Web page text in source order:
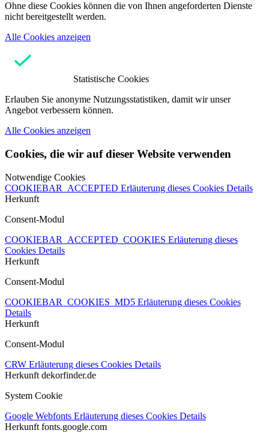
Ohne diese Cookies können die von Ihnen angeforderten Dienste
nicht bereitgestellt werden.
Alle Cookies anzeigen
Statistische Cookies
Erlauben Sie anonyme Nutzungsstatistiken, damit wir unser
Angebot verbessern können.
Alle Cookies anzeigen
Cookies, die wir auf dieser Website verwenden
Notwendige Cookies
COOKIEBAR_ACCEPTED Erläuterung dieses Cookies Details
Herkunft
Consent-Modul
COOKIEBAR_ACCEPTED_COOKIES Erläuterung dieses
Cookies Details
Herkunft
Consent-Modul
COOKIEBAR_COOKIES_MD5 Erläuterung dieses Cookies
Details
Herkunft
Consent-Modul
CRW Erläuterung dieses Cookies Details
Herkunft dekorfinder.de
System Cookie
Google Webfonts Erläuterung dieses Cookies Details
Herkunft fonts.google.com